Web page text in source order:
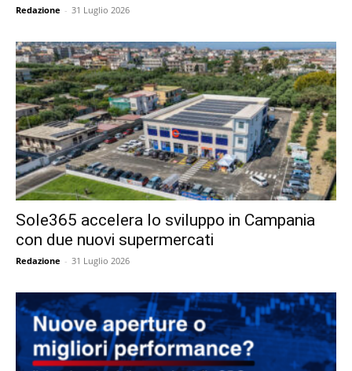
Redazione - 31 Luglio 2026
Sole365 accelera lo sviluppo in Campania
con due nuovi supermercati
Redazione - 31 Luglio 2026